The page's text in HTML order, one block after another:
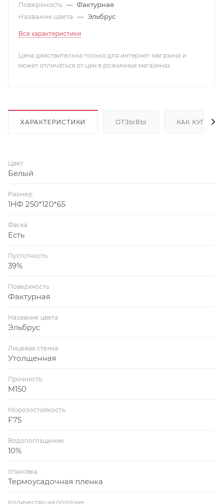
Поверхность — Фактурная
Название цвета — Эльбрус
Все характеристики
Цена действительна только для интернет-магазина и
может отличаться от цен в розничных магазинах
ХАРАКТЕРИСТИКИ ОТЗЫВЫ КАК КУПИТЬ
Цвет
Белый
Размер
1НФ 250*120*65
Фаска
Есть
Пустотность
39%
Поверхность
Фактурная
Название цвета
Эльбрус
Лицевая стенка
Утолщенная
Прочность
M150
Морозостойкость
F75
Водопоглащение
10%
Упаковка
Термоусадочная пленка
Количество на поддоне